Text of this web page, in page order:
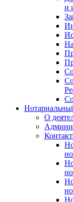
и
О